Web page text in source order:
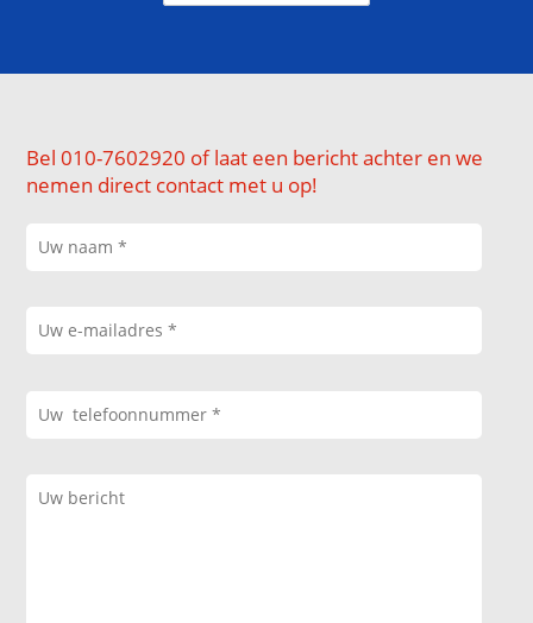
Bel 010-7602920 of laat een bericht achter en we
nemen direct contact met u op!